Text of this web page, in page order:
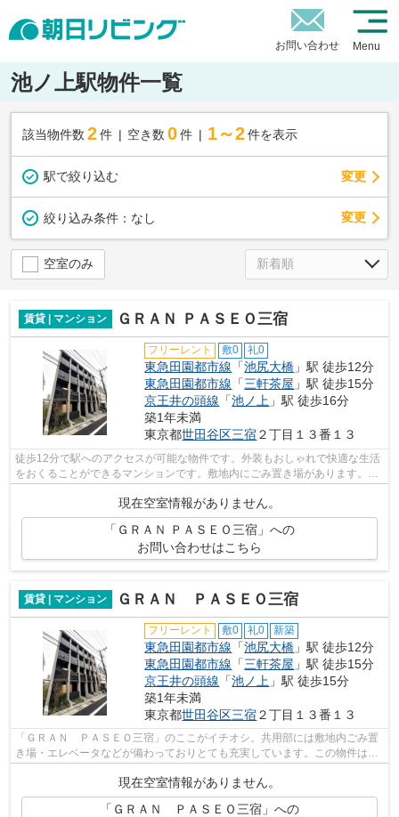
お問い合わせ Menu
池ノ上駅物件一覧
該当物件数 2件 空き数 0 件 1～2 件を表示
駅で絞り込む 変更
絞り込み条件： なし 変更
空室のみ
賃貸 | マンション ＧＲＡＮ ＰＡＳＥＯ三宿
フリーレント 敷0 礼0
東急田園都市線 「池尻大橋 」駅 徒歩12分
東急田園都市線 「三軒茶屋 」駅 徒歩15分
京王井の頭線 「池ノ上 」駅 徒歩16分
築1年未満
東京都世田谷区三宿２丁目１３番１３
徒歩12分で駅へのアクセスが可能な物件です。外装もおしゃれで快適な生活
をおくることができるマンションです。敷地内にごみ置き場があります。こ
ちらの物件は3駅以上利用可能で、移動...
現在空室情報がありません。
「ＧＲＡＮ ＰＡＳＥＯ三宿」への
お問い合わせはこちら
賃貸 | マンション ＧＲＡＮ ＰＡＳＥＯ三宿
フリーレント 敷0 礼0 新築
東急田園都市線 「池尻大橋 」駅 徒歩12分
東急田園都市線 「三軒茶屋 」駅 徒歩15分
京王井の頭線 「池ノ上 」駅 徒歩15分
築1年未満
東京都世田谷区三宿２丁目１３番１３
「ＧＲＡＮ ＰＡＳＥＯ三宿」のここがイチオシ。共用部には敷地内ごみ置
き場・エレベータなどが備わっておりとても充実しています。この物件は内
現在空室情報がありません。
「ＧＲＡＮ ＰＡＳＥＯ三宿」への